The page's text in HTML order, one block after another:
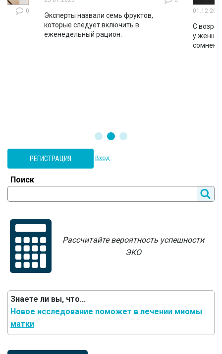
0
Эксперты назвали семь фруктов,
которые следует включить в
еженедельный рацион.
С
у
РЕГИСТРАЦИЯ Вход
Поиск
Рассчитайте вероятность успешности
ЭКО
Знаете ли вы, что...
Новое исследование поможет в лечении миомы
матки